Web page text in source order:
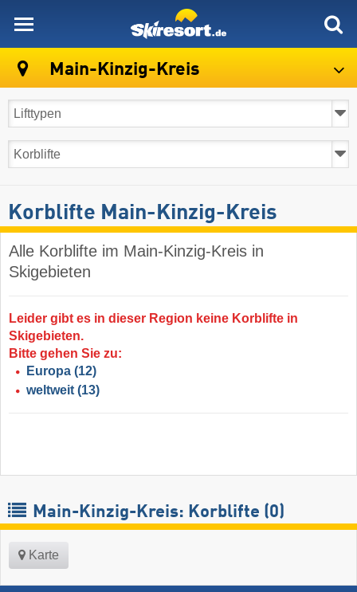
Main-Kinzig-Kreis
Korblifte Main-Kinzig-Kreis
Alle Korblifte im Main-Kinzig-Kreis in
Skigebieten
Leider gibt es in dieser Region keine Korblifte in
Skigebieten.
Bitte gehen Sie zu:
Europa (12)
weltweit (13)
Main-Kinzig-Kreis: Korblifte (0)
Karte